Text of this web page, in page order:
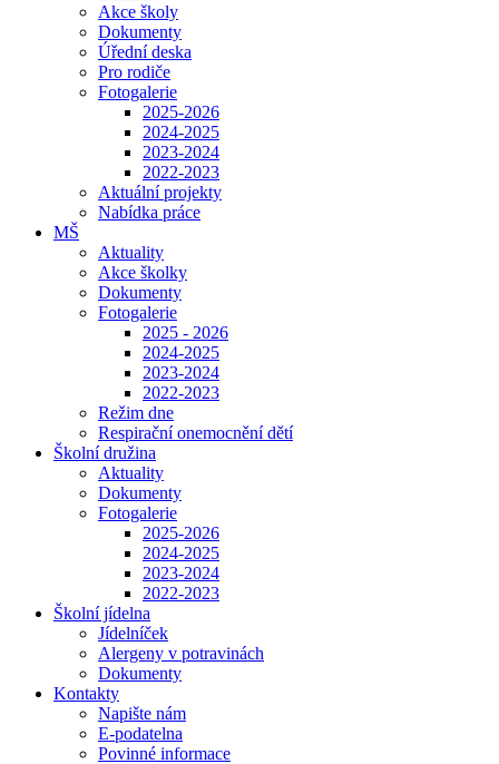
Akce školy
Dokumenty
Úřední deska
Pro rodiče
Fotogalerie
2025-2026
2024-2025
2023-2024
2022-2023
Aktuální projekty
Nabídka práce
MŠ
Aktuality
Akce školky
Dokumenty
Fotogalerie
2025 - 2026
2024-2025
2023-2024
2022-2023
Režim dne
Respirační onemocnění dětí
Školní družina
Aktuality
Dokumenty
Fotogalerie
2025-2026
2024-2025
2023-2024
2022-2023
Školní jídelna
Jídelníček
Alergeny v potravinách
Dokumenty
Kontakty
Napište nám
E-podatelna
Povinné informace